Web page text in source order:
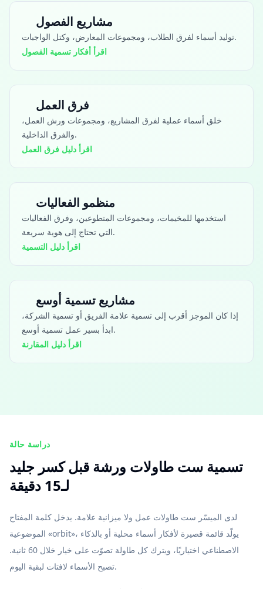
مشاريع الفصول
توليد أسماء لفرق الطلاب، ومجموعات المعارض، وكتل الواجبات.
اقرأ أفكار تسمية الفصول
فرق العمل
خلق أسماء عملية لفرق المشاريع، ومجموعات ورش العمل،
والفرق الداخلية.
اقرأ دليل فرق العمل
منظمو الفعاليات
استخدمها للمخيمات، ومجموعات المتطوعين، وفرق الفعاليات
التي تحتاج إلى هوية سريعة.
اقرأ دليل التسمية
مشاريع تسمية أوسع
إذا كان الموجز أقرب إلى تسمية علامة الفريق أو تسمية الشركة،
ابدأ بسير عمل تسمية أوسع.
اقرأ دليل المقارنة
دراسة حالة
تسمية ست طاولات ورشة قبل كسر جليد
لـ15 دقيقة
لدى الميسّر ست طاولات عمل ولا ميزانية علامة. يدخل كلمة المفتاح
الموضوعية «orbit»، يولّد قائمة قصيرة لأفكار أسماء محلية أو بالذكاء
الاصطناعي اختياريًا، ويترك كل طاولة تصوّت على خيار خلال 60 ثانية.
تصبح الأسماء لافتات لبقية اليوم.